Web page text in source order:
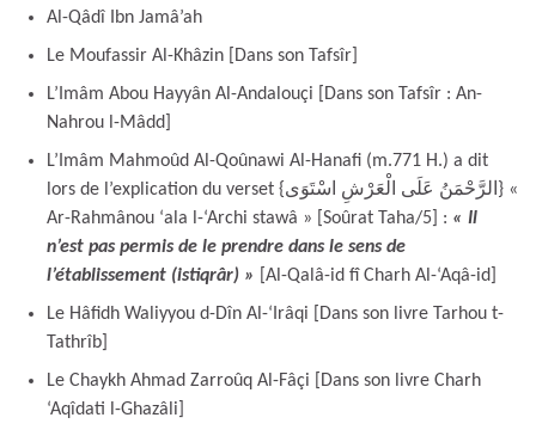
Al-Qâdî Ibn Jamâ’ah
Le Moufassir Al-Khâzin [Dans son Tafsîr]
L’Imâm Abou Hayyân Al-Andalouçi [Dans son Tafsîr : An-
Nahrou l-Mâdd]
L’Imâm Mahmoûd Al-Qoûnawi Al-Hanafi (m.771 H.) a dit
lors de l’explication du verset {الرَّحْمَنُ عَلَى الْعَرْشِ اسْتَوَى} «
Ar-Rahmânou ‘ala l-‘Archi stawâ » [Soûrat Taha/5] : « Il
n’est pas permis de le prendre dans le sens de
l’établissement (istiqrâr) »
[Al-Qalâ-id fî Charh Al-‘Aqâ-id]
Le Hâfidh Waliyyou d-Dîn Al-‘Irâqi [Dans son livre Tarhou t-
Tathrîb]
Le Chaykh Ahmad Zarroûq Al-Fâçi [Dans son livre Charh
‘Aqîdati l-Ghazâli]